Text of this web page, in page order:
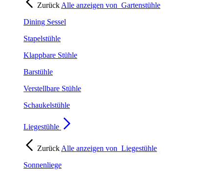
Zurück Alle anzeigen von Gartenstühle
Dining Sessel
Stapelstühle
Klappbare Stühle
Barstühle
Verstellbare Stühle
Schaukelstühle
Liegestühle
Zurück Alle anzeigen von Liegestühle
Sonnenliege